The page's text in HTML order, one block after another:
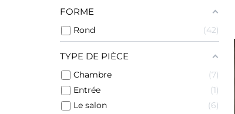
FORME
Rond 42
TYPE DE PIÈCE
Chambre
7
Entrée
1
Le salon
6